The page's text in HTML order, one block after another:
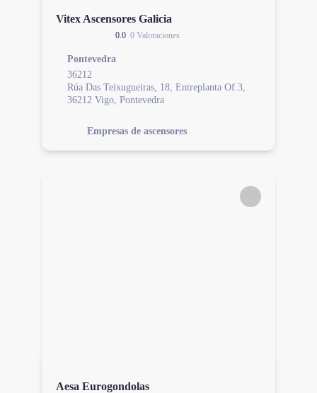
Vitex Ascensores Galicia
0.0 0 Valoraciones
Pontevedra
36212
Rúa Das Teixugueiras, 18, Entreplanta Of.3,
36212 Vigo, Pontevedra
Empresas de ascensores
Aesa Eurogondolas